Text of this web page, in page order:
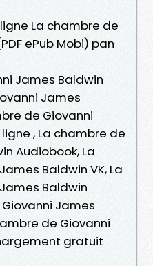
La chambre de
ePub Mobi) pan
James Baldwin
James
de Giovanni
, La chambre de
Audiobook, La
Baldwin VK, La
Baldwin
James
de Giovanni
gratuit